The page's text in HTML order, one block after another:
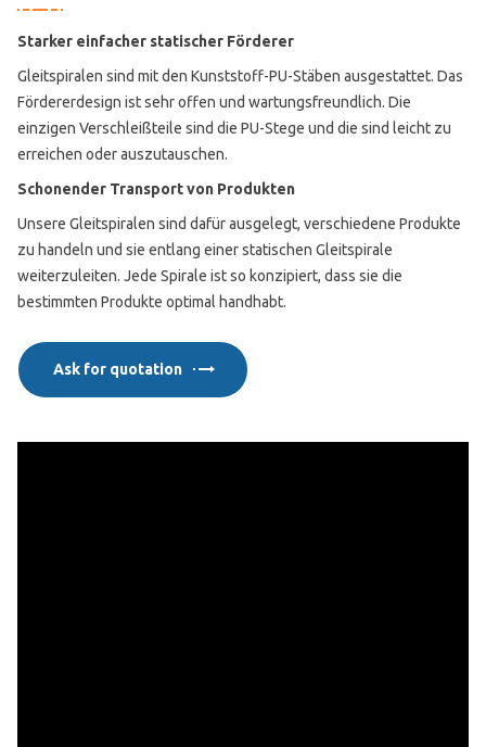
Starker einfacher statischer Förderer
Gleitspiralen sind mit den Kunststoff-PU-Stäben ausgestattet. Das
Fördererdesign ist sehr offen und wartungsfreundlich. Die
einzigen Verschleißteile sind die PU-Stege und die sind leicht zu
erreichen oder auszutauschen.
Schonender Transport von Produkten
Unsere Gleitspiralen sind dafür ausgelegt, verschiedene Produkte
zu handeln und sie entlang einer statischen Gleitspirale
weiterzuleiten. Jede Spirale ist so konzipiert, dass sie die
bestimmten Produkte optimal handhabt.
Ask for quotation